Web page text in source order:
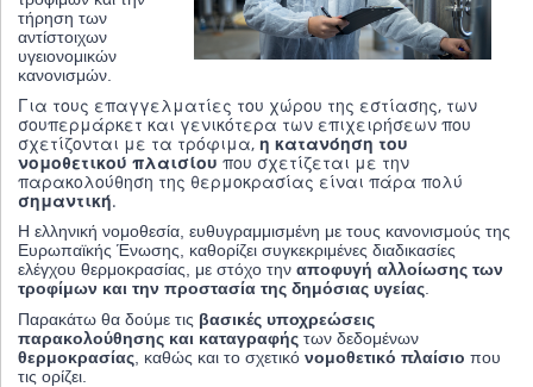
τήρηση των
αντίστοιχων
υγειονομικών
κανονισμών.
Για τους επαγγελματίες του χώρου της εστίασης, των
σουπερμάρκετ και γενικότερα των επιχειρήσεων που
σχετίζονται με τα τρόφιμα, η κατανόηση του
νομοθετικού πλαισίου που σχετίζεται με την
παρακολούθηση της θερμοκρασίας είναι πάρα πολύ
σημαντική.
Η ελληνική νομοθεσία, ευθυγραμμισμένη με τους κανονισμούς της
Ευρωπαϊκής Ένωσης, καθορίζει συγκεκριμένες διαδικασίες
ελέγχου θερμοκρασίας, με στόχο την αποφυγή αλλοίωσης των
τροφίμων και την προστασία της δημόσιας υγείας
Παρακάτω θα δούμε τις βασικές υποχρεώσεις
παρακολούθησης και καταγραφής των δεδομένων
θερμοκρασίας , καθώς και το σχετικό νομοθετικό πλαίσιο που
τις ορίζει.